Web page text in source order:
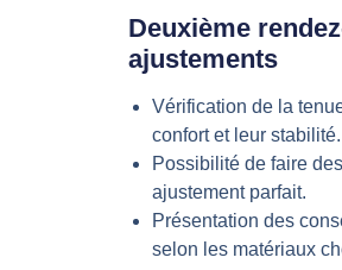
Deuxième
ajustements
Vérification de la
confort et leur stabilité.
Possibilité de faire
ajustement parfait.
Présentation des
selon les matériaux